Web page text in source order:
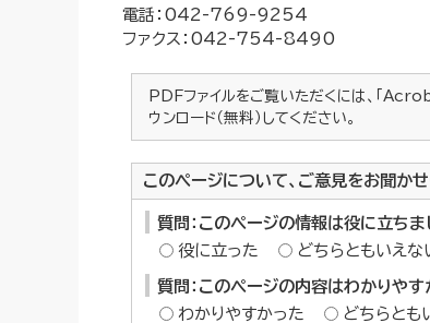
電話：042-769-9254
ファクス：042-754-8490
PDFファイルをご覧いただくには、「
ウンロード（無料）してください。
このページについて、ご意見をお聞か
質問：このページの情報は役に立ちま
役に立った
どちらともいえな
質問：このページの内容はわかりや
わかりやすかった
どちらとも